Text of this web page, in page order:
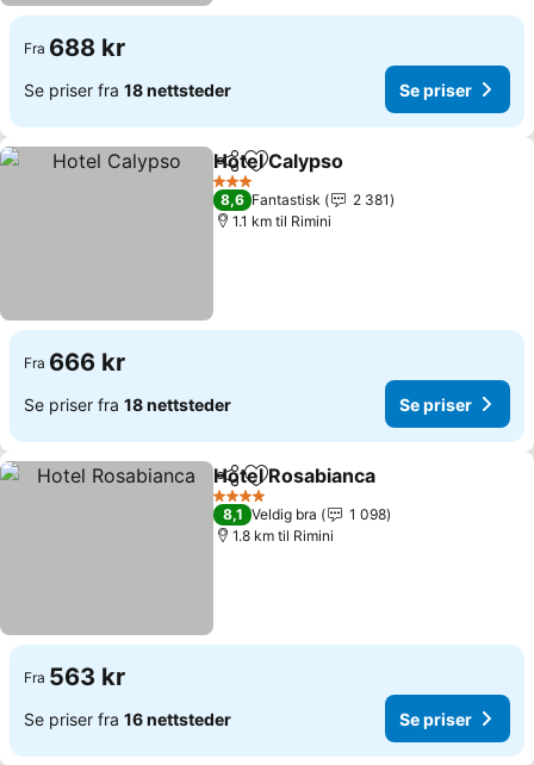
Fra 688 kr
Se priser fra 18 nettsteder Se priser
Del Legg til i favoritter
Hotel Calypso
3 Stjerner
8,6 Fantastisk
2 381
1.1 km til Rimini
Fra 666 kr
Se priser fra 18 nettsteder Se priser
Del Legg til i favoritter
Hotel Rosabianca
4 Stjerner
8,1 Veldig bra
1 098
1.8 km til Rimini
Fra 563 kr
Se priser fra 16 nettsteder Se priser